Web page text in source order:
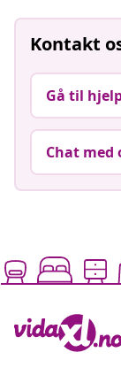
Kontakt
Gå til
Chat med